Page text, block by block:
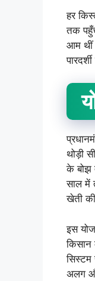
हर
तक
आम
थोड़ी
के बोझ
साल में
खेती की
इस
सिस्टम
अलग